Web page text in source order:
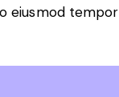
eiusmod tempor